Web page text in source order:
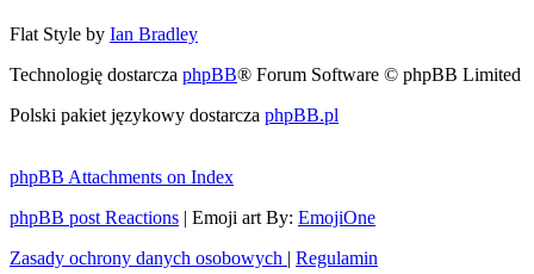
Flat Style by Ian Bradley
Technologię dostarcza phpBB® Forum Software © phpBB Limited
Polski pakiet językowy dostarcza phpBB.pl
phpBB Attachments on Index
phpBB post Reactions | Emoji art By: EmojiOne
Zasady ochrony danych osobowych | Regulamin